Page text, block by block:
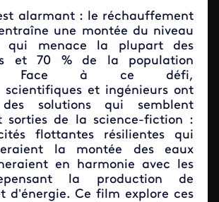
alarmant : le réchauffement
une montée du niveau
menace la plupart des
et 70 % de la population
Face à ce défi,
scientifiques et ingénieurs ont
des solutions qui semblent
sorties de la science-fiction :
flottantes résilientes qui
la montée des eaux
en harmonie avec les
la production de
d’énergie. Ce film explore ces